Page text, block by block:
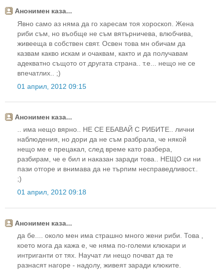
Анонимен каза...
Явно само аз няма да го харесам тоя хороскоп. Жена
риби съм, но въобще не съм вятърничева, влюбчива,
живееща в собствен свят. Освен това мн обичам да
казвам какво искам и очаквам, както и да получавам
адекватно същото от другата страна.. т.е... нещо не се
впечатлих.. ;)
01 април, 2012 09:15
Анонимен каза...
.. има нещо вярно.. НЕ СЕ ЕБАВАЙ С РИБИТЕ.. лични
наблюдения, но дори да не съм разбрала, че някой
нещо ме е прецакал, след време като разбера,
разбирам, че е бил и наказан заради това.. НЕЩО си ни
пази отгоре и внимава да не търпим несправедливост..
;)
01 април, 2012 09:18
Анонимен каза...
да бе.... около мен има страшно много жени риби. Това ,
което мога да кажа е, че няма по-големи клюкари и
интриганти от тях. Научат ли нещо почват да те
разнасят нагоре - надолу, живеят заради клюките.